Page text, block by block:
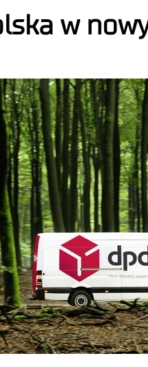
w